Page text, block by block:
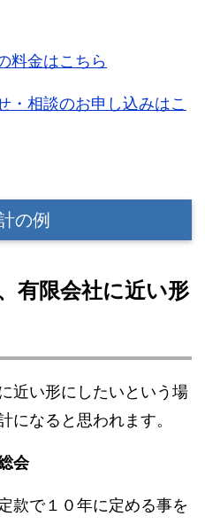
料金はこちら
・相談のお申し込みはこ
の例
有限会社に近い形
近い形にしたいという場
になると思われます。
会
款で１０年に定める事を